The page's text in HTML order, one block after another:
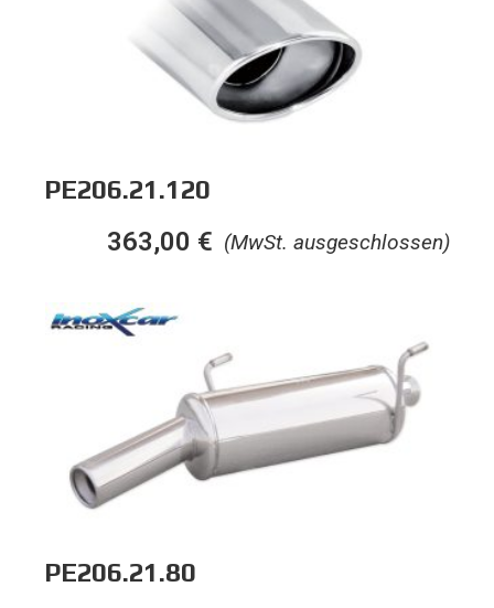
PE206.21.120
(MwSt. ausgeschlossen)
363,00 €
PE206.21.80